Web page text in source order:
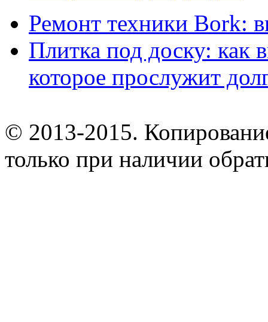
Ремонт техники Bork:
Плитка под доску: как
которое прослужит
© 2013-2015.
только при наличии